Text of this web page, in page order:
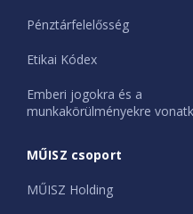
Pénztárfelelősség
Etikai Kódex
Emberi jogokra és a
munkakörülményekre
MŰISZ csoport
MŰISZ Holding